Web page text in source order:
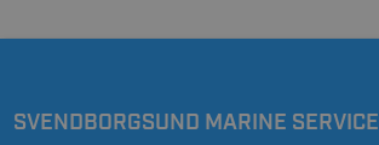
SVENDBORGSUND MARINE SERVICE